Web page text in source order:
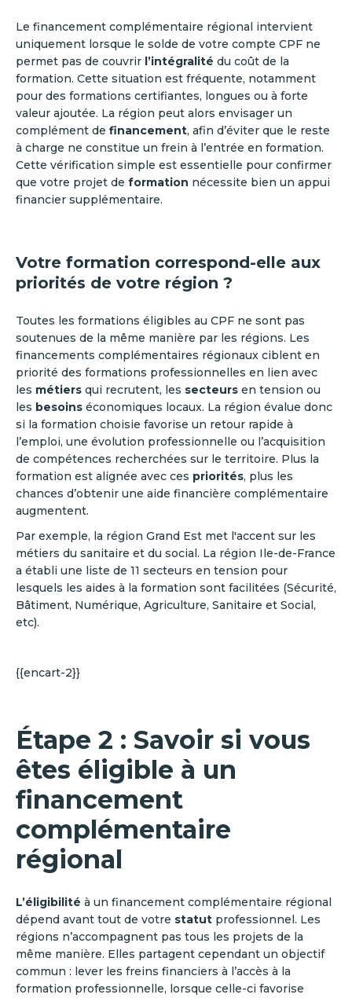
Le financement complémentaire régional intervient
uniquement lorsque le solde de votre compte CPF ne
permet pas de couvrir l’intégralité du coût de la
formation. Cette situation est fréquente, notamment
pour des formations certifiantes, longues ou à forte
valeur ajoutée. La région peut alors envisager un
complément de financement, afin d’éviter que le reste
à charge ne constitue un frein à l’entrée en formation.
Cette vérification simple est essentielle pour confirmer
que votre projet de formation nécessite bien un appui
financier supplémentaire.
Votre formation correspond-elle aux
priorités de votre région ?
Toutes les formations éligibles au CPF ne sont pas
soutenues de la même manière par les régions. Les
financements complémentaires régionaux ciblent en
priorité des formations professionnelles en lien avec
les métiers qui recrutent, les secteurs en tension ou
les besoins économiques locaux. La région évalue donc
si la formation choisie favorise un retour rapide à
l’emploi, une évolution professionnelle ou l’acquisition
de compétences recherchées sur le territoire. Plus la
formation est alignée avec ces priorités, plus les
chances d’obtenir une aide financière complémentaire
augmentent.
Par exemple, la région Grand Est met l'accent sur les
métiers du sanitaire et du social. La région Ile-de-France
a établi une liste de 11 secteurs en tension pour
lesquels les aides à la formation sont facilitées (Sécurité,
Bâtiment, Numérique, Agriculture, Sanitaire et Social,
etc).
{{encart-2}}
Étape 2 : Savoir si vous
êtes éligible à un
financement
complémentaire
régional
L’éligibilité à un financement complémentaire régional
dépend avant tout de votre statut professionnel. Les
régions n’accompagnent pas tous les projets de la
même manière. Elles partagent cependant un objectif
commun : lever les freins financiers à l’accès à la
formation professionnelle, lorsque celle-ci favorise